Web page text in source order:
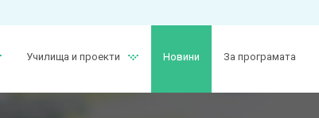
Училища и проекти Новини За програмата